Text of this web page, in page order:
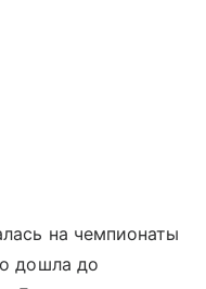
на чемпионаты
дошла до